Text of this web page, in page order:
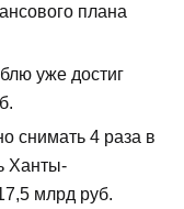
плана
уже достиг
снимать 4 раза в
Ханты-
млрд руб.